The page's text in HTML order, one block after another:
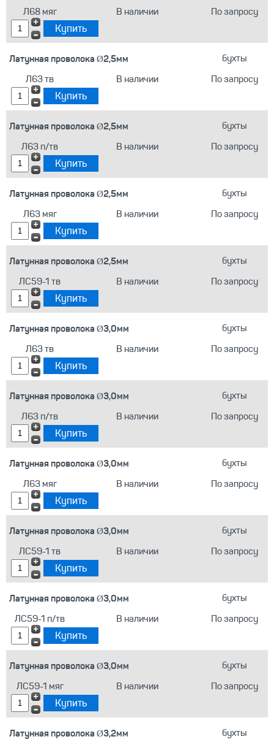
Л68 мяг В наличии По запросу
Латунная проволока Ø2,5мм
бухты
Л63 тв
В наличии По запросу
Латунная проволока Ø2,5мм
бухты
Л63 п/тв
В наличии По запросу
Латунная проволока Ø2,5мм
бухты
Л63 мяг
В наличии По запросу
Латунная проволока Ø2,5мм
бухты
ЛС59-1 тв
В наличии По запросу
Латунная проволока Ø3,0мм
бухты
Л63 тв
В наличии По запросу
Латунная проволока Ø3,0мм
бухты
Л63 п/тв
В наличии По запросу
Латунная проволока Ø3,0мм
бухты
Л63 мяг
В наличии По запросу
Латунная проволока Ø3,0мм
бухты
ЛС59-1 тв
В наличии По запросу
Латунная проволока Ø3,0мм
бухты
ЛС59-1 п/тв
В наличии По запросу
Латунная проволока Ø3,0мм
бухты
ЛС59-1 мяг
В наличии По запросу
Латунная проволока Ø3,2мм
бухты